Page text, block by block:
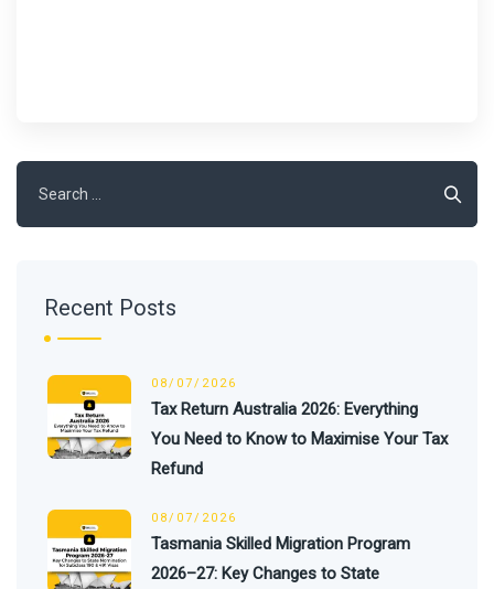
Recent Posts
08/07/2026
Tax Return Australia 2026: Everything
You Need to Know to Maximise Your Tax
Refund
08/07/2026
Tasmania Skilled Migration Program
2026–27: Key Changes to State